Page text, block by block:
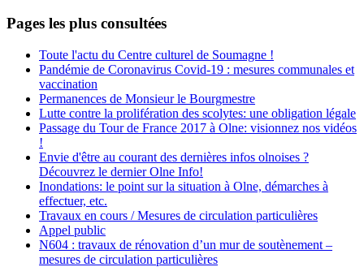
Pages les plus consultées
Toute l'actu du Centre culturel de Soumagne !
Pandémie de Coronavirus Covid-19 : mesures communales et
vaccination
Permanences de Monsieur le Bourgmestre
Lutte contre la prolifération des scolytes: une obligation légale
Passage du Tour de France 2017 à Olne: visionnez nos vidéos
!
Envie d'être au courant des dernières infos olnoises ?
Découvrez le dernier Olne Info!
Inondations: le point sur la situation à Olne, démarches à
effectuer, etc.
Travaux en cours / Mesures de circulation particulières
Appel public
N604 : travaux de rénovation d’un mur de soutènement –
mesures de circulation particulières